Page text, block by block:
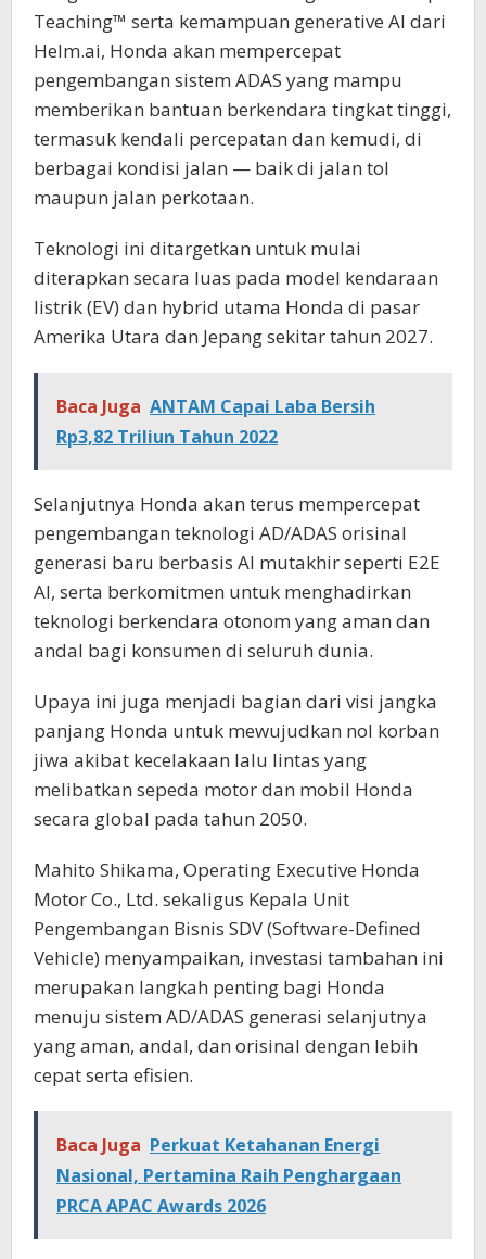
Teaching™ serta kemampuan generative AI dari
Helm.ai, Honda akan mempercepat
pengembangan sistem ADAS yang mampu
memberikan bantuan berkendara tingkat tinggi,
termasuk kendali percepatan dan kemudi, di
berbagai kondisi jalan — baik di jalan tol
maupun jalan perkotaan.
Teknologi ini ditargetkan untuk mulai
diterapkan secara luas pada model kendaraan
listrik (EV) dan hybrid utama Honda di pasar
Amerika Utara dan Jepang sekitar tahun 2027.
Baca Juga ANTAM Capai Laba Bersih
Rp3,82 Triliun Tahun 2022
Selanjutnya Honda akan terus mempercepat
pengembangan teknologi AD/ADAS orisinal
generasi baru berbasis AI mutakhir seperti E2E
AI, serta berkomitmen untuk menghadirkan
teknologi berkendara otonom yang aman dan
andal bagi konsumen di seluruh dunia.
Upaya ini juga menjadi bagian dari visi jangka
panjang Honda untuk mewujudkan nol korban
jiwa akibat kecelakaan lalu lintas yang
melibatkan sepeda motor dan mobil Honda
secara global pada tahun 2050.
Mahito Shikama, Operating Executive Honda
Motor Co., Ltd. sekaligus Kepala Unit
Pengembangan Bisnis SDV (Software-Defined
Vehicle) menyampaikan, investasi tambahan ini
merupakan langkah penting bagi Honda
menuju sistem AD/ADAS generasi selanjutnya
yang aman, andal, dan orisinal dengan lebih
cepat serta efisien.
Baca Juga Perkuat Ketahanan Energi
Nasional, Pertamina Raih Penghargaan
PRCA APAC Awards 2026